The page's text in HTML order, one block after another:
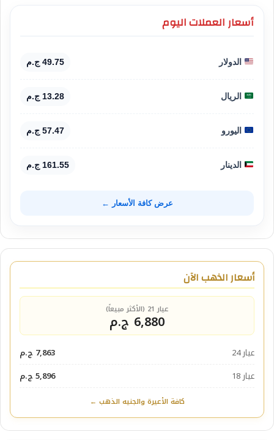
أسعار العملات اليوم
الدولار 49.75 ج.م
الريال 13.28 ج.م
اليورو 57.47 ج.م
الدينار 161.55 ج.م
عرض كافة الأسعار ←
أسعار الذهب الآن
عيار 21 (الأكثر مبيعاً)
6,880 ج.م
عيار 24
7,863 ج.م
عيار 18
5,896 ج.م
كافة الأعيرة والجنيه الذهب ←